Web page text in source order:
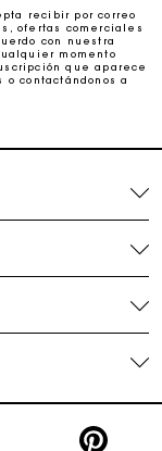
de hacer el
de 2-3 días
de hacer el
recibir por correo
ofertas comerciales
con nuestra
momento
que aparece
contactándonos a